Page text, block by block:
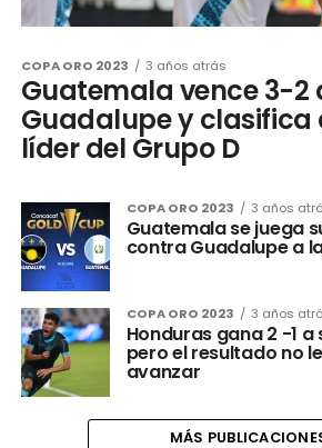
COPA ORO 2023 3 años atrás
Guatemala vence 3-2
Guadalupe y clasifica
líder del Grupo D
COPA ORO 2023 3 años
Guatemala se juega
contra Guadalupe a
COPA ORO 2023 3 años
Honduras gana 2 -1
pero el resultado no
avanzar
MÁS